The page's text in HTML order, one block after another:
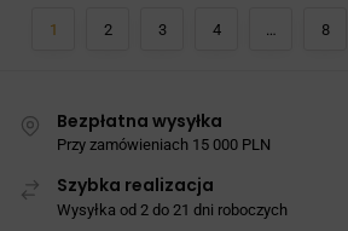
1 2 3 4 … 8
Bezpłatna wysyłka
Przy zamówieniach 15 000 PLN
Szybka realizacja
Wysyłka od 2 do 21 dni roboczych